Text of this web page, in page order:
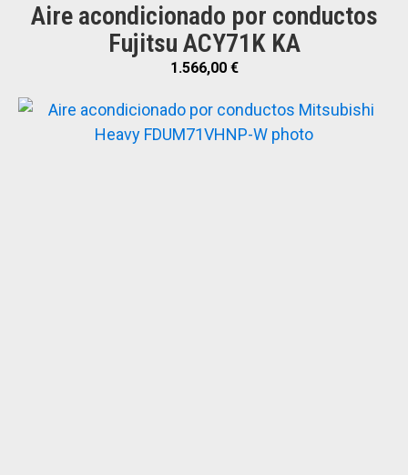
Aire acondicionado por conductos
Fujitsu ACY71K KA
1.566,00 €